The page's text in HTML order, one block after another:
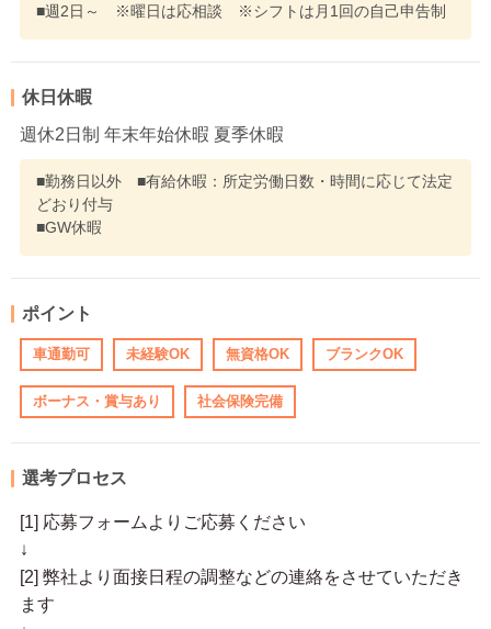
■週2日～ ※曜日は応相談 ※シフトは月1回の自己申告制
休日休暇
週休2日制 年末年始休暇 夏季休暇
■勤務日以外 ■有給休暇：所定労働日数・時間に応じて法定
どおり付与
■GW休暇
ポイント
車通勤可 未経験OK 無資格OK ブランクOK
ボーナス・賞与あり 社会保険完備
選考プロセス
[1] 応募フォームよりご応募ください
↓
[2] 弊社より面接日程の調整などの連絡をさせていただき
ます